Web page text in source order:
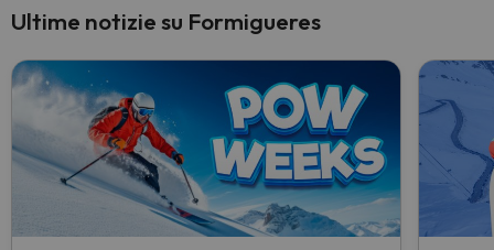
Ultime notizie su Formigueres